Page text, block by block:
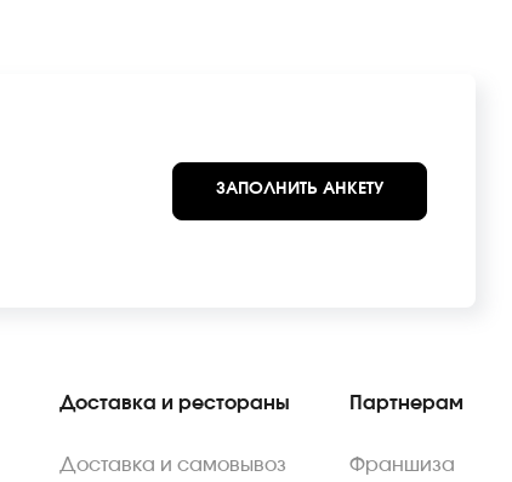
ЗАПОЛНИТЬ АНКЕТУ
Доставка и рестораны
Доставка и самовывоз
Партнерам
Франшиза